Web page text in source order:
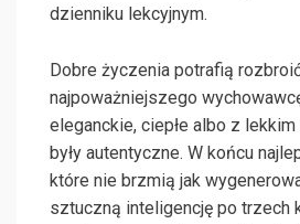
dzienniku lekcyjnym.
Dobre życzenia potrafią
najpoważniejszego
eleganckie, ciepłe albo z
były autentyczne. W końcu
które nie brzmią jak
sztuczną inteligencję po trzech